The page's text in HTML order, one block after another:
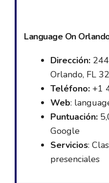
Language On
Dirección:
Orlando, FL
Teléfono: +1
Web:
Puntuación:
Google
Servicios:
presenciales